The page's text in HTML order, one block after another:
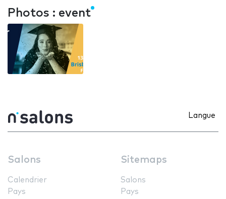
Photos : event
Langue
Salons
Calendrier
Pays
Sitemaps
Salons
Pays